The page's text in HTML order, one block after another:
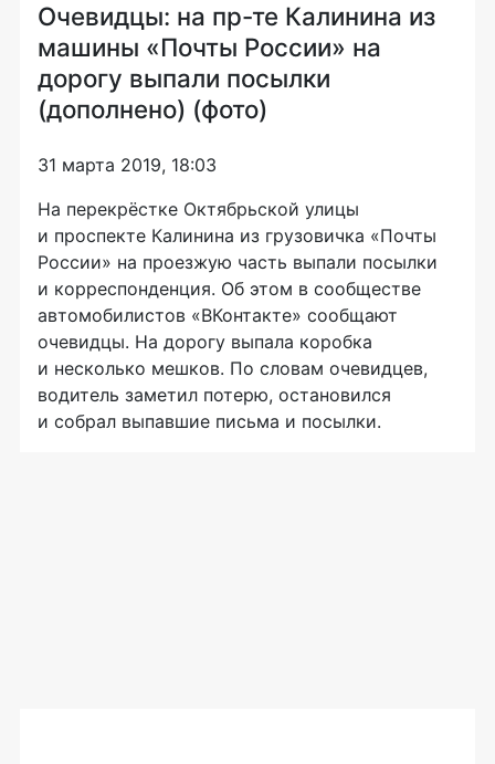
Очевидцы: на пр-те Калинина из
машины «Почты России» на
дорогу выпали посылки
(дополнено) (фото)
31 марта 2019, 18:03
На перекрёстке Октябрьской улицы
и проспекте Калинина из грузовичка «Почты
России» на проезжую часть выпали посылки
и корреспонденция. Об этом в сообществе
автомобилистов «ВКонтакте» сообщают
очевидцы. На дорогу выпала коробка
и несколько мешков. По словам очевидцев,
водитель заметил потерю, остановился
и собрал выпавшие письма и посылки.